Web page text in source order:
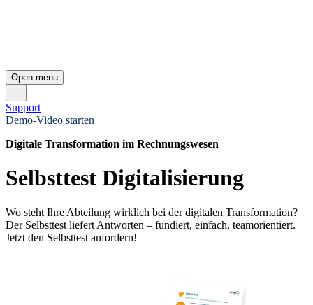
Open menu
Support
Demo-Video starten
Digitale Transformation im Rechnungswesen
Selbsttest Digitalisierung
Wo steht Ihre Abteilung wirklich bei der digitalen Transformation?
Der Selbsttest liefert Antworten – fundiert, einfach, teamorientiert.
Jetzt den Selbsttest anfordern!